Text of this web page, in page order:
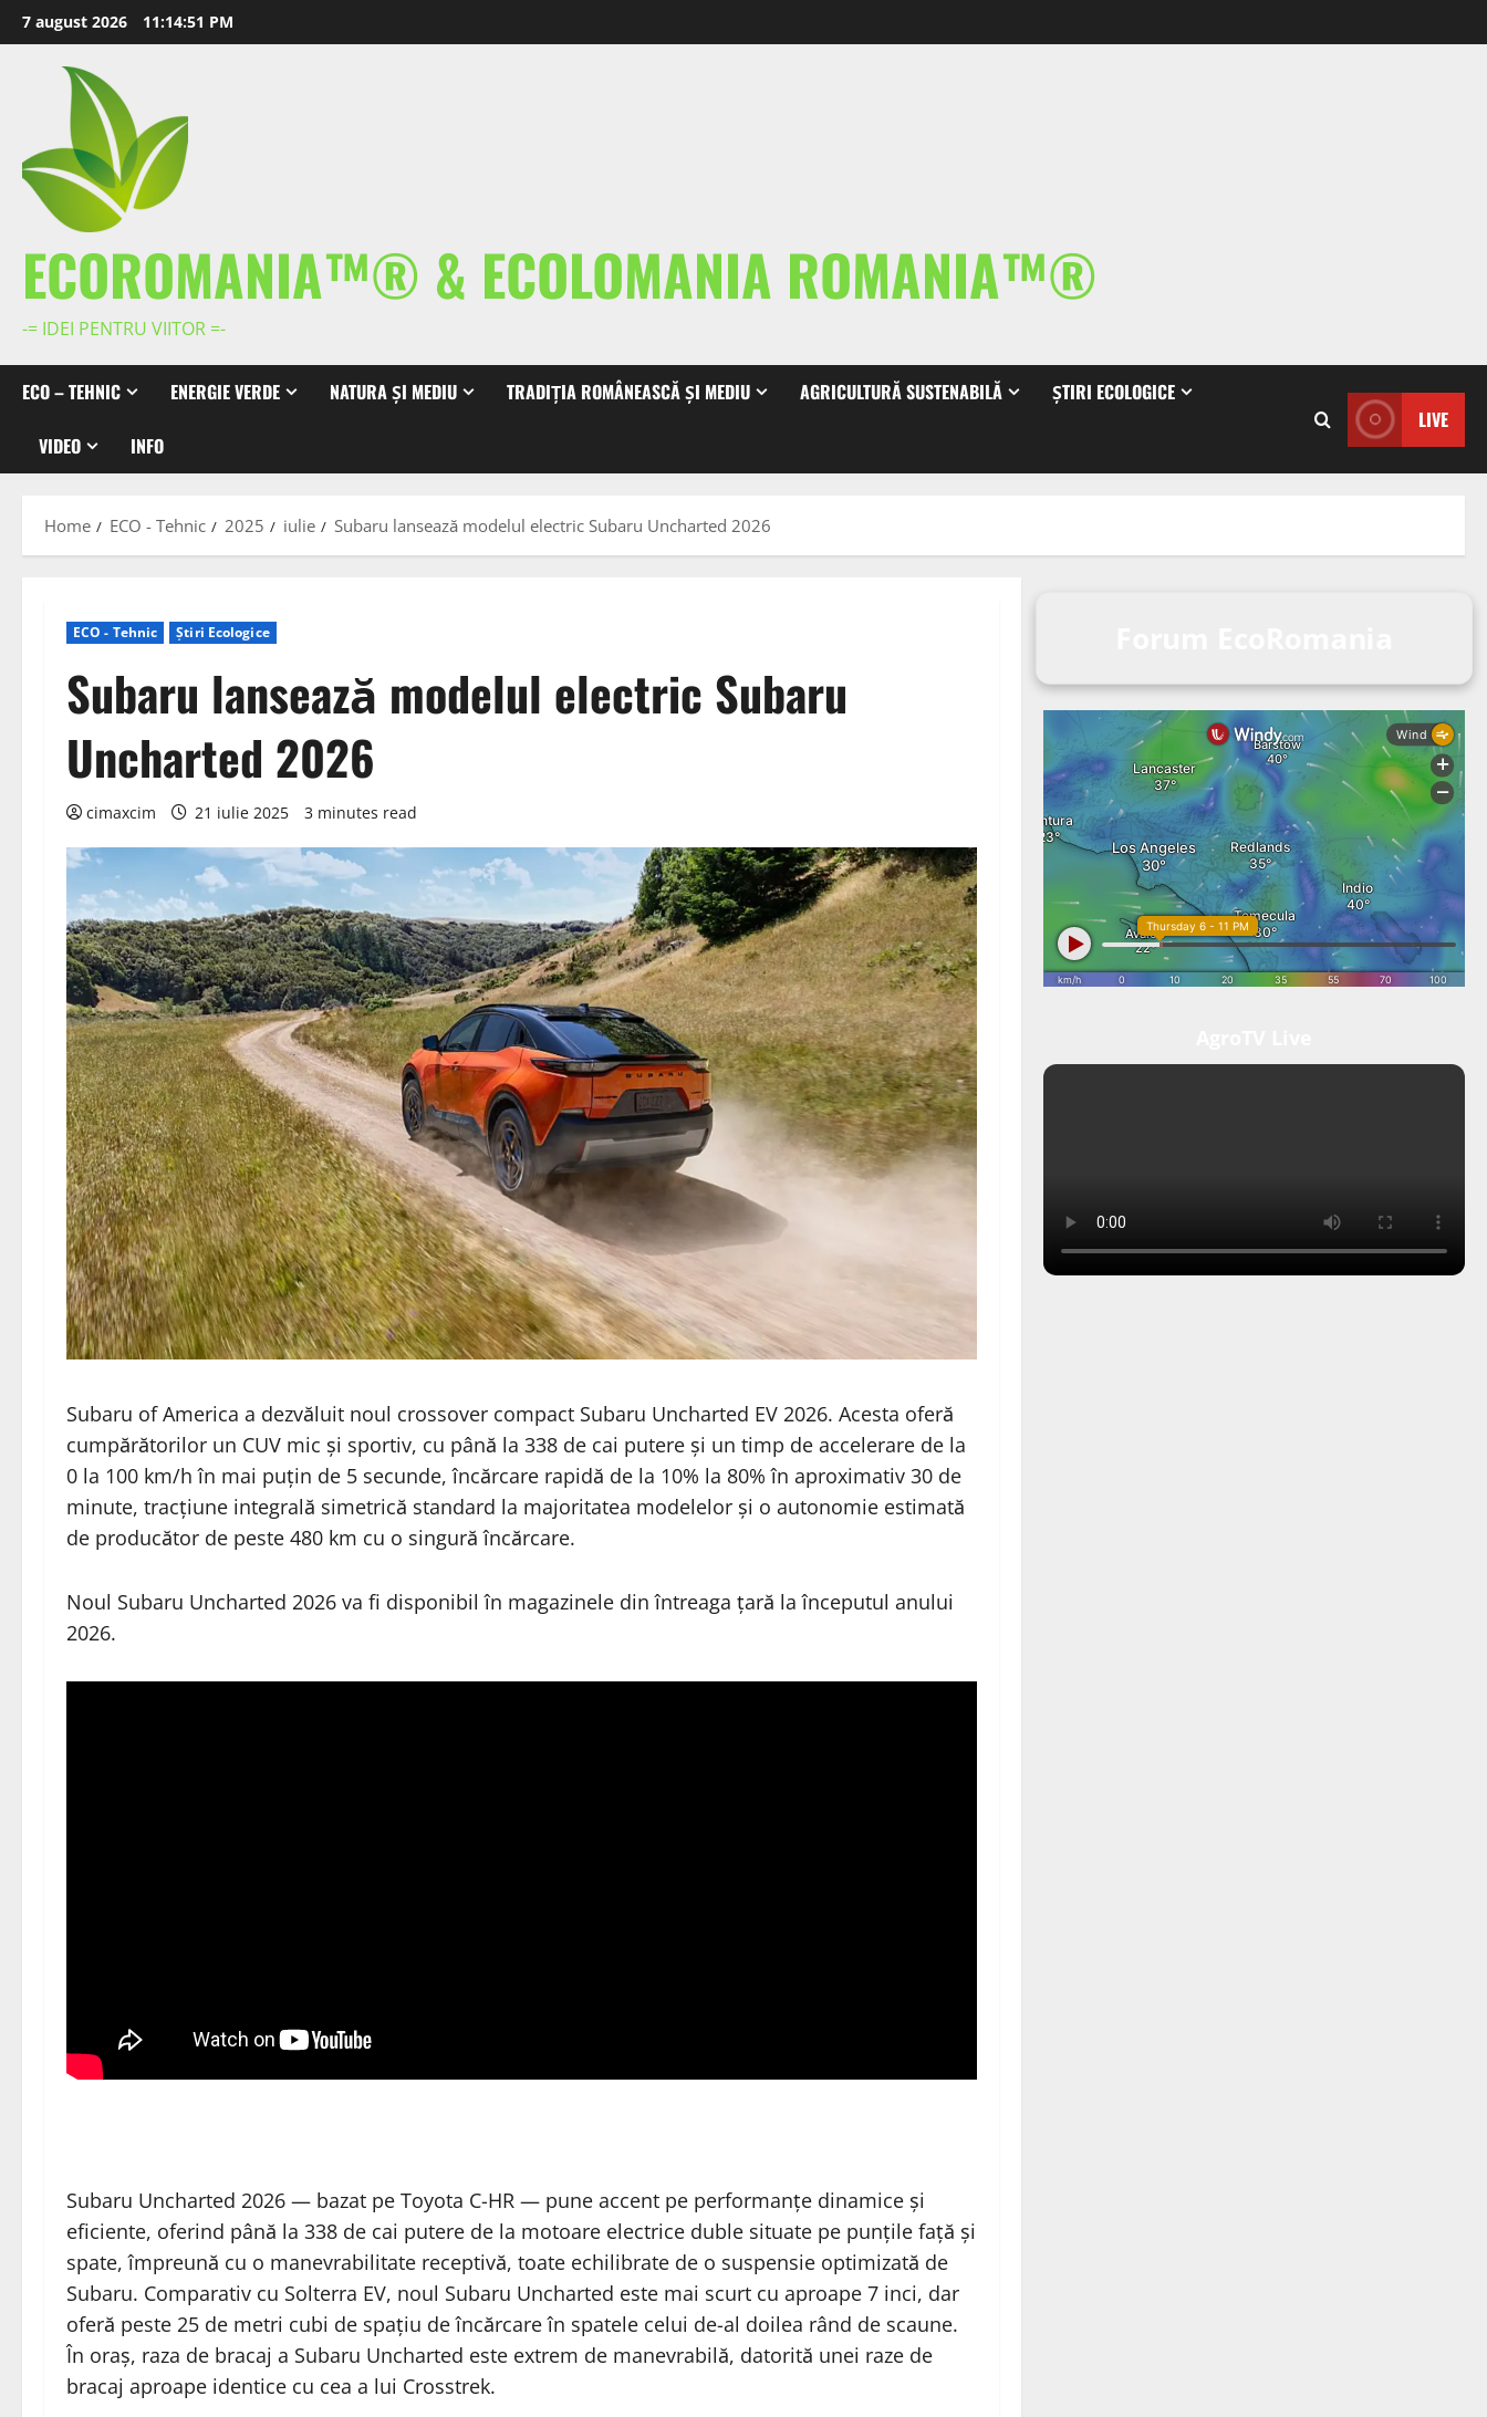
Skip
to
content
7 august 2026 11:14:52 PM
ECOROMANIA™® & ECOLOMANIA ROMANIA™®
-= IDEI PENTRU VIITOR =-
ECO – TEHNIC ENERGIE VERDE NATURA ȘI MEDIU TRADIȚIA ROMÂNEASCĂ ȘI MEDIU AGRICULTURĂ SUSTENABILĂ ȘTIRI ECOLOGICE
VIDEO INFO
LIVE
Home ECO - Tehnic 2025 iulie Subaru lansează modelul electric Subaru Uncharted 2026
ECO - Tehnic Știri Ecologice
Subaru lansează modelul electric Subaru
Uncharted 2026
cimaxcim 21 iulie 2025 3 minutes read
Subaru of America a dezvăluit noul crossover compact Subaru Uncharted EV 2026. Acesta oferă
cumpărătorilor un CUV mic și sportiv, cu până la 338 de cai putere și un timp de accelerare de la
0 la 100 km/h în mai puțin de 5 secunde, încărcare rapidă de la 10% la 80% în aproximativ 30 de
minute, tracțiune integrală simetrică standard la majoritatea modelelor și o autonomie estimată
de producător de peste 480 km cu o singură încărcare.
Noul Subaru Uncharted 2026 va fi disponibil în magazinele din întreaga țară la începutul anului
2026.
Subaru Uncharted 2026 — bazat pe Toyota C-HR — pune accent pe performanțe dinamice și
eficiente, oferind până la 338 de cai putere de la motoare electrice duble situate pe punțile față și
spate, împreună cu o manevrabilitate receptivă, toate echilibrate de o suspensie optimizată de
Subaru. Comparativ cu Solterra EV, noul Subaru Uncharted este mai scurt cu aproape 7 inci, dar
oferă peste 25 de metri cubi de spațiu de încărcare în spatele celui de-al doilea rând de scaune.
În oraș, raza de bracaj a Subaru Uncharted este extrem de manevrabilă, datorită unei raze de
bracaj aproape identice cu cea a lui Crosstrek.